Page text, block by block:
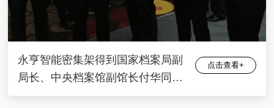
永亨智能密集架得到国家档案局副
局长、中央档案馆副馆长付华同志
认可
点击查看+